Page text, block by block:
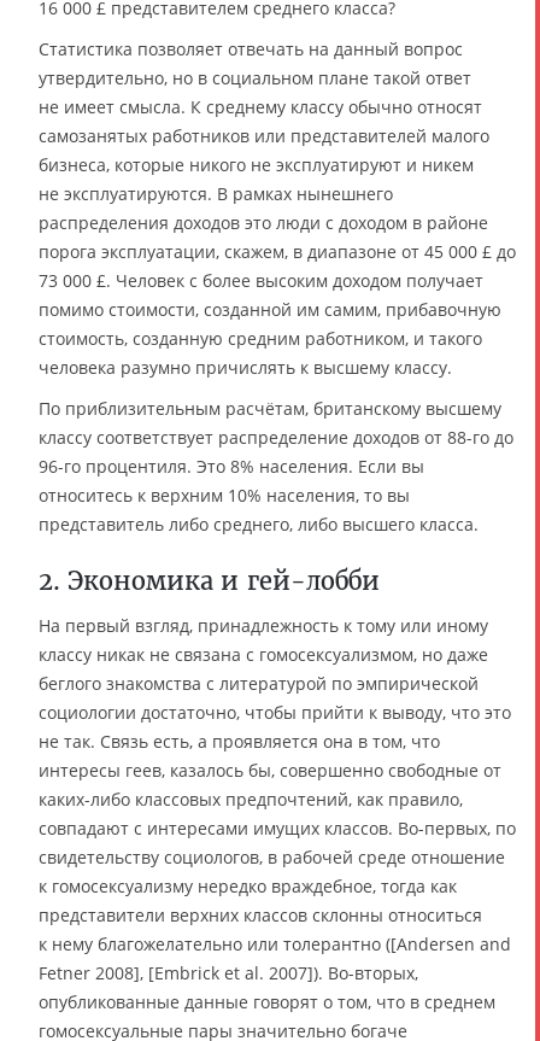
16 000 £ представителем среднего класса?
Статистика позволяет отвечать на данный вопрос
утвердительно, но в социальном плане такой ответ
не имеет смысла. К среднему классу обычно относят
самозанятых работников или представителей малого
бизнеса, которые никого не эксплуатируют и никем
не эксплуатируются. В рамках нынешнего
распределения доходов это люди с доходом в районе
порога эксплуатации, скажем, в диапазоне от 45 000 £ до
73 000 £. Человек с более высоким доходом получает
помимо стоимости, созданной им самим, прибавочную
стоимость, созданную средним работником, и такого
человека разумно причислять к высшему классу.
По приблизительным расчётам, британскому высшему
классу соответствует распределение доходов от 88-го до
96-го процентиля. Это 8% населения. Если вы
относитесь к верхним 10% населения, то вы
представитель либо среднего, либо высшего класса.
2. Экономика и гей-лобби
На первый взгляд, принадлежность к тому или иному
классу никак не связана с гомосексуализмом, но даже
беглого знакомства с литературой по эмпирической
социологии достаточно, чтобы прийти к выводу, что это
не так. Связь есть, а проявляется она в том, что
интересы геев, казалось бы, совершенно свободные от
каких-либо классовых предпочтений, как правило,
совпадают с интересами имущих классов. Во-первых, по
свидетельству социологов, в рабочей среде отношение
к гомосексуализму нередко враждебное, тогда как
представители верхних классов склонны относиться
к нему благожелательно или толерантно ([Andersen and
Fetner 2008], [Embrick et al. 2007]). Во-вторых,
опубликованные данные говорят о том, что в среднем
гомосексуальные пары значительно богаче